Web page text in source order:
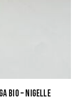
BIO – NIGELLE